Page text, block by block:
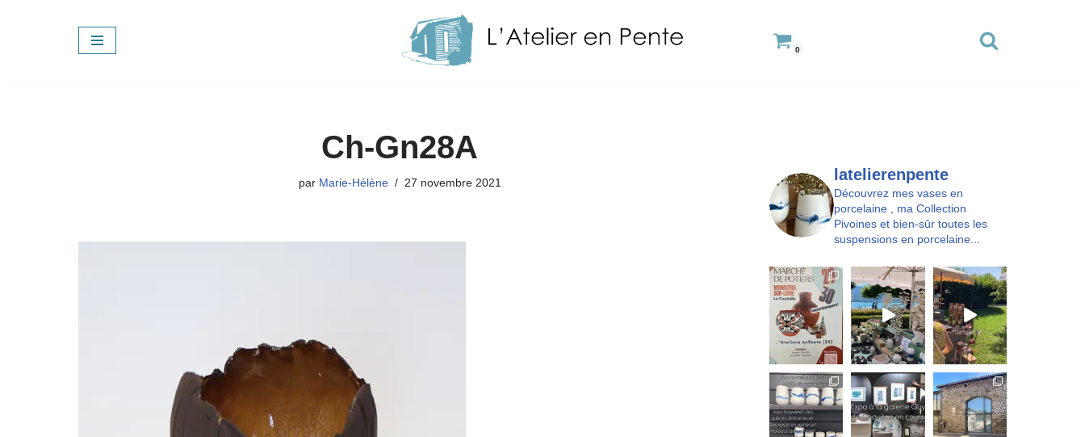
0
Ch-Gn28A
par Marie-Hélène 27 novembre 2021 latelierenpente
Découvrez mes vases en
porcelaine , ma Collection
Pivoines et bien-sûr toutes les
suspensions en porcelaine...